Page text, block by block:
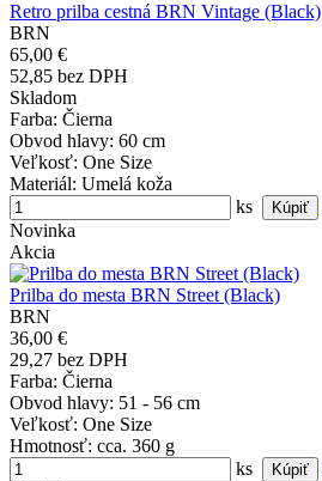
Retro prilba cestná BRN Vintage (Black)
BRN
65,00 €
52,85 bez DPH
Skladom
Farba: Čierna
Obvod hlavy: 60 cm
Veľkosť: One Size
Materiál: Umelá koža
ks
Novinka
Akcia
Prilba do mesta BRN Street (Black)
BRN
36,00 €
29,27 bez DPH
Farba: Čierna
Obvod hlavy: 51 - 56 cm
Veľkosť: One Size
Hmotnosť: cca. 360 g
ks